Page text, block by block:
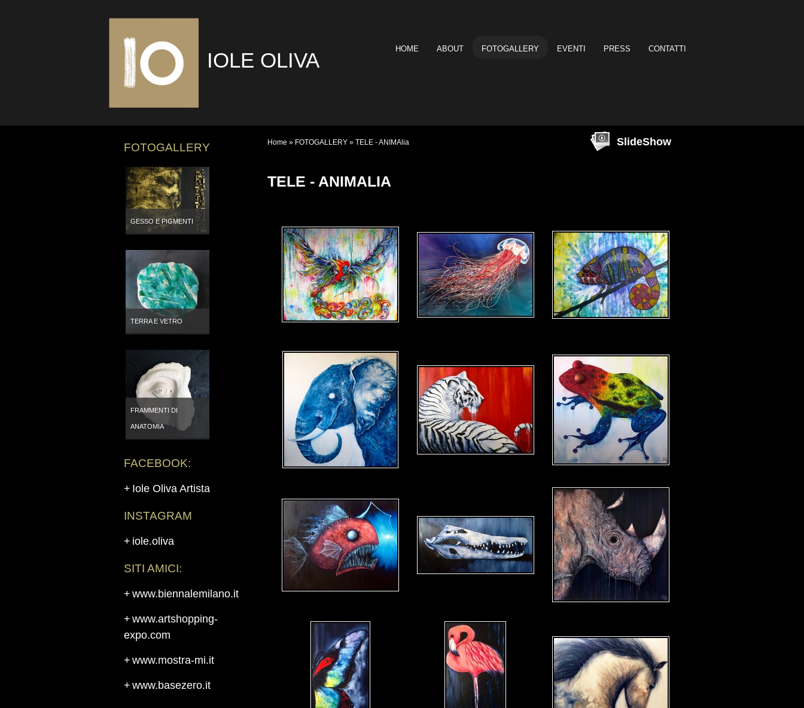
IOLE OLIVA HOME ABOUT FOTOGALLERY EVENTI PRESS CONTATTI
Home » FOTOGALLERY » TELE - ANIMAlia
TELE - ANIMALIA
SlideShow
FOTOGALLERY
GESSO E PIGMENTI
TERRA E VETRO
FRAMMENTI DI
ANATOMIA
FACEBOOK:
Iole Oliva Artista
INSTAGRAM
iole.oliva
SITI AMICI:
www.biennalemilano.it
www.artshopping-
expo.com
www.mostra-mi.it
www.basezero.it